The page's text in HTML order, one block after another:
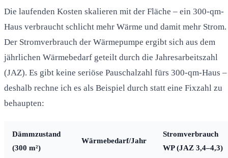
Die laufenden Kosten skalieren mit der Fläche – ein 300-qm-
Haus verbraucht schlicht mehr Wärme und damit mehr Strom.
Der Stromverbrauch der Wärmepumpe ergibt sich aus dem
jährlichen Wärmebedarf geteilt durch die Jahresarbeitszahl
(JAZ). Es gibt keine seriöse Pauschalzahl fürs 300-qm-Haus –
deshalb rechne ich es als Beispiel durch statt eine Fixzahl zu
behaupten:
Dämmzustand
(300 m²)
Wärmebedarf/Jahr
Stromverbrauch
WP (JAZ 3,4–4,3)